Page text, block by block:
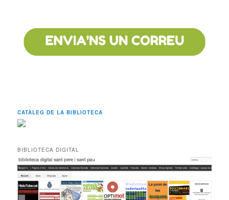
CATÀLEG DE LA BIBLIOTECA
BIBLIOTECA DIGITAL